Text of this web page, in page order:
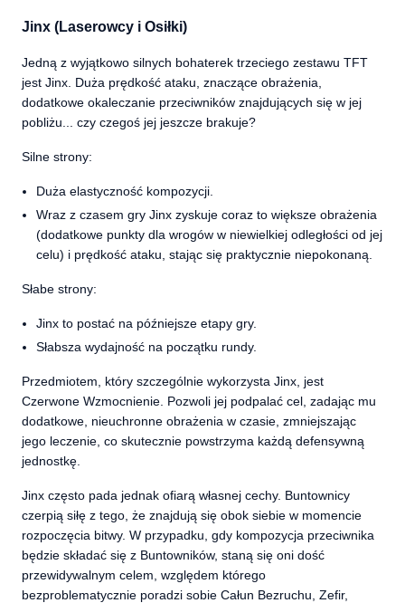
Jinx (Laserowcy i Osiłki)
Jedną z wyjątkowo silnych bohaterek trzeciego zestawu TFT
jest Jinx. Duża prędkość ataku, znaczące obrażenia,
dodatkowe okaleczanie przeciwników znajdujących się w jej
pobliżu... czy czegoś jej jeszcze brakuje?
Silne strony:
Duża elastyczność kompozycji.
Wraz z czasem gry Jinx zyskuje coraz to większe obrażenia
(dodatkowe punkty dla wrogów w niewielkiej odległości od jej
celu) i prędkość ataku, stając się praktycznie niepokonaną.
Słabe strony:
Jinx to postać na późniejsze etapy gry.
Słabsza wydajność na początku rundy.
Przedmiotem, który szczególnie wykorzysta Jinx, jest
Czerwone Wzmocnienie. Pozwoli jej podpalać cel, zadając mu
dodatkowe, nieuchronne obrażenia w czasie, zmniejszając
jego leczenie, co skutecznie powstrzyma każdą defensywną
jednostkę.
Jinx często pada jednak ofiarą własnej cechy. Buntownicy
czerpią siłę z tego, że znajdują się obok siebie w momencie
rozpoczęcia bitwy. W przypadku, gdy kompozycja przeciwnika
będzie składać się z Buntowników, staną się oni dość
przewidywalnym celem, względem którego
bezproblematycznie poradzi sobie Całun Bezruchu, Zefir,